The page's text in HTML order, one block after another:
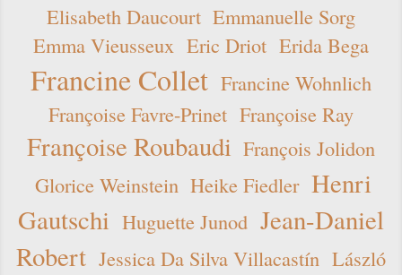
Elisabeth Daucourt Emmanuelle Sorg
Emma Vieusseux Eric Driot Erida Bega
Francine Collet Francine Wohnlich
Françoise Favre-Prinet Françoise Ray
Françoise Roubaudi François Jolidon
Glorice Weinstein Heike Fiedler Henri
Gautschi Huguette Junod Jean-Daniel
Robert Jessica Da Silva Villacastín László